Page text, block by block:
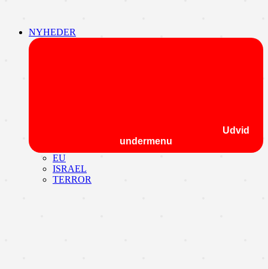
NYHEDER
Udvid
undermenu
EU
ISRAEL
TERROR